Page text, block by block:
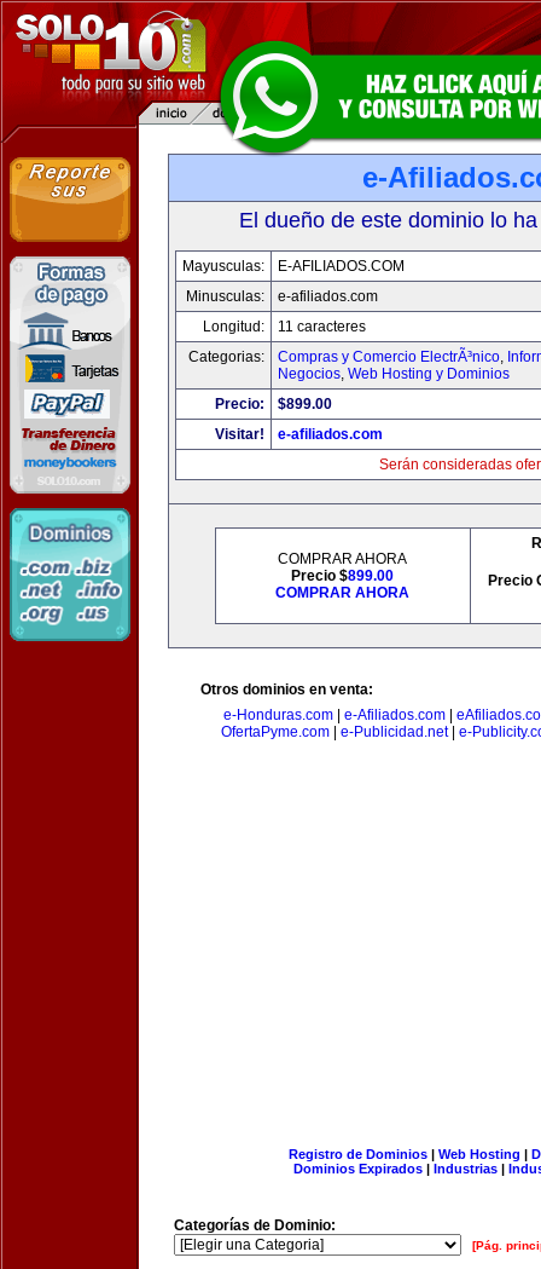
e-
El dueño de este dominio lo
Mayusculas:
E-AFILIADOS.COM
Minusculas:
e-afiliados.com
Longitud:
11 caracteres
Categorias:
Compras y Comercio ElectrÃ³nico,
Negocios, Web Hosting y Dominios
Precio:
$899.00
Visitar!
e-afiliados.com
Serán consideradas
COMPRAR AHORA
Precio $899.00
COMPRAR AHORA
Precio
Otros dominios en venta:
e-Honduras.com| e-Afiliados.com|
OfertaPyme.com| e-Publicidad.net| e-
Registro de Dominios| Web Hosting |
Dominios Expirados | Industrias |
Categorías de Dominio:
[Pág.